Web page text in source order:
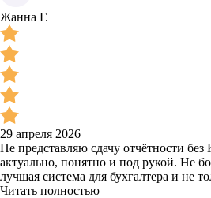
Жанна Г.
29 апреля 2026
Не представляю сдачу отчётности
актуально, понятно и под рукой. Не
лучшая система для бухгалтера и не
Читать полностью